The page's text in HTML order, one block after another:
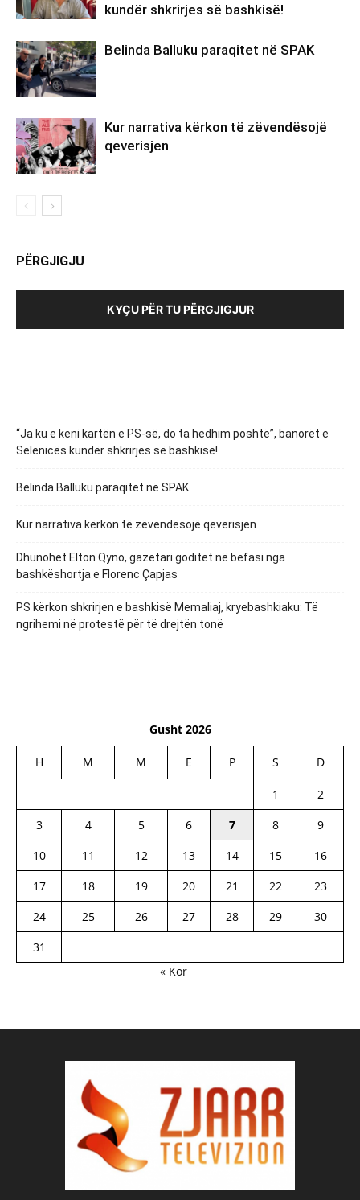
kundër shkrirjes së bashkisë!
Belinda Balluku paraqitet në SPAK
Kur narrativa kërkon të zëvendësojë
qeverisjen
PËRGJIGJU
KYÇU PËR TU PËRGJIGJUR
“Ja ku e keni kartën e PS-së, do ta hedhim poshtë”, banorët e
Selenicës kundër shkrirjes së bashkisë!
Belinda Balluku paraqitet në SPAK
Kur narrativa kërkon të zëvendësojë qeverisjen
Dhunohet Elton Qyno, gazetari goditet në befasi nga
bashkëshortja e Florenc Çapjas
PS kërkon shkrirjen e bashkisë Memaliaj, kryebashkiaku: Të
ngrihemi në protestë për të drejtën tonë
Gusht 2026
H M M E P S D
1
2
3
4 5 6 7 8
9
10
11 12 13 14 15
16
17
18 19 20 21 22
23
24
25 26 27 28 29
30
31
« Kor